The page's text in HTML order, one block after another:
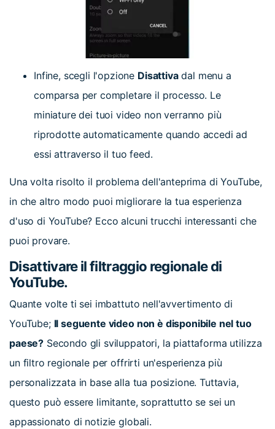
Infine, scegli l'opzione Disattiva dal menu a
comparsa per completare il processo. Le
miniature dei tuoi video non verranno più
riprodotte automaticamente quando accedi ad
essi attraverso il tuo feed.
Una volta risolto il problema dell'anteprima di YouTube,
in che altro modo puoi migliorare la tua esperienza
d'uso di YouTube? Ecco alcuni trucchi interessanti che
puoi provare.
Disattivare il filtraggio regionale di
YouTube.
Quante volte ti sei imbattuto nell'avvertimento di
YouTube; Il seguente video non è disponibile nel tuo
paese? Secondo gli sviluppatori, la piattaforma utilizza
un filtro regionale per offrirti un'esperienza più
personalizzata in base alla tua posizione. Tuttavia,
questo può essere limitante, soprattutto se sei un
appassionato di notizie globali.